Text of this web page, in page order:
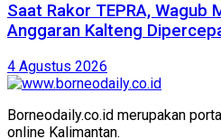
Saat Rakor TEPRA, Wagub
Anggaran Kalteng
4 Agustus 2026
Borneodaily.co.id merupakan
online Kalimantan.